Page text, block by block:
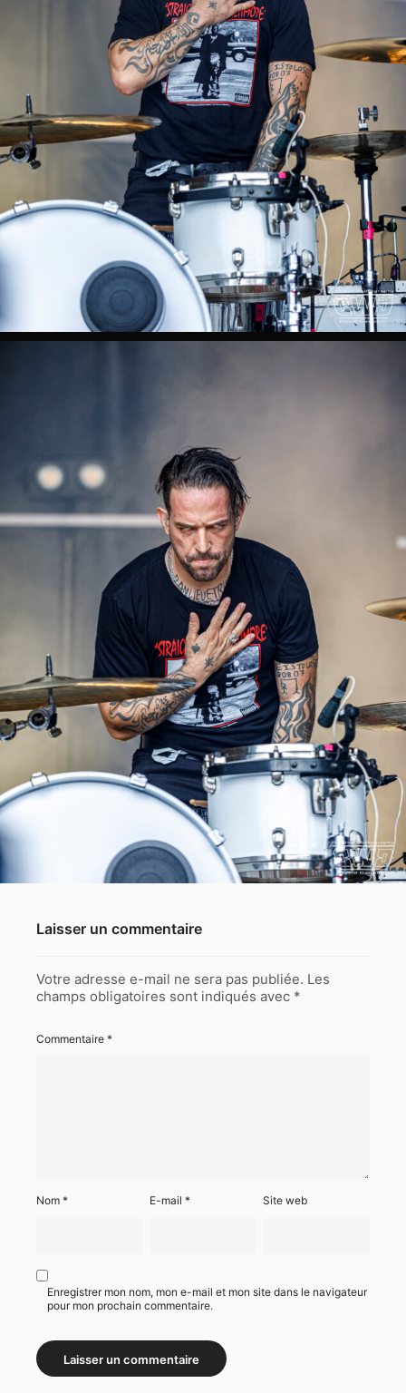
Laisser un commentaire
Votre adresse e-mail ne sera pas publiée. Les
champs obligatoires sont indiqués avec *
Commentaire *
Nom * E-mail* Site web
Enregistrer mon nom, mon e-mail et mon site dans le navigateur
pour mon prochain commentaire.